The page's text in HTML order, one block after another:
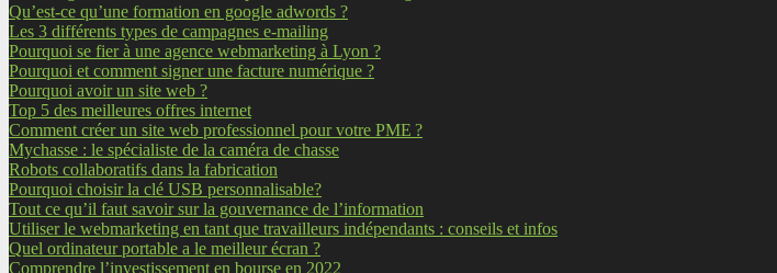
Qu’est-ce qu’une formation en google adwords ?
Les 3 différents types de campagnes e-mailing
Pourquoi se fier à une agence webmarketing à Lyon ?
Pourquoi et comment signer une facture numérique ?
Pourquoi avoir un site web ?
Top 5 des meilleures offres internet
Comment créer un site web professionnel pour votre PME ?
Mychasse : le spécialiste de la caméra de chasse
Robots collaboratifs dans la fabrication
Pourquoi choisir la clé USB personnalisable?
Tout ce qu’il faut savoir sur la gouvernance de l’information
Utiliser le webmarketing en tant que travailleurs indépendants : conseils et infos
Quel ordinateur portable a le meilleur écran ?
Comprendre l’investissement en bourse en 2022